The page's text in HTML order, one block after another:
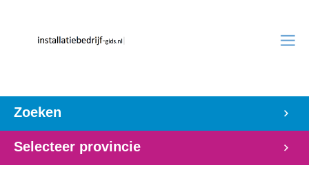
Zoeken
Selecteer provincie